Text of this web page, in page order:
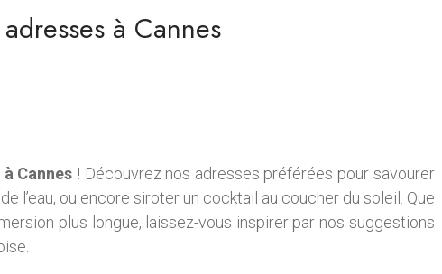
à Cannes
Cannes ! Découvrez nos adresses préférées pour savourer
l’eau, ou encore siroter un cocktail au coucher du soleil. Que
plus longue, laissez-vous inspirer par nos suggestions